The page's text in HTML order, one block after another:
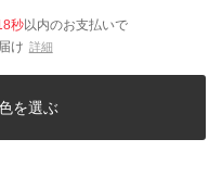
秒以内のお支払いで
け 詳細
を選ぶ